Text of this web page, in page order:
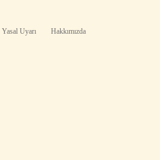
Yasal Uyarı Hakkımızda